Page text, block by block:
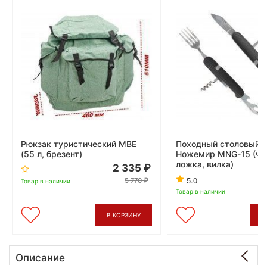
Рюкзак туристический МВЕ
(55 л, брезент)
Товар в наличии
2 335
5 770
В КОРЗИНУ
Походный столовый
Ножемир MNG-15
ложка, вилка)
5.0
Товар в наличии
Описание